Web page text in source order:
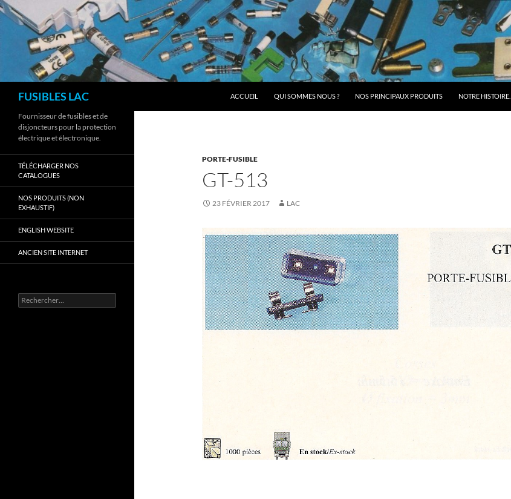
Aller
au
contenu
FUSIBLES LAC ACCUEIL QUI SOMMES NOUS ? NOS PRINCIPAUX PRODUITS NOTRE HISTOIRE…
PORTE-FUSIBLE
GT-513
23 FÉVRIER 2017 LAC
Fournisseur de fusibles et de
disjoncteurs pour la protection
électrique et électronique.
TÉLÉCHARGER NOS
CATALOGUES
NOS PRODUITS (NON
EXHAUSTIF)
ENGLISH WEBSITE
ANCIEN SITE INTERNET
Rechercher :